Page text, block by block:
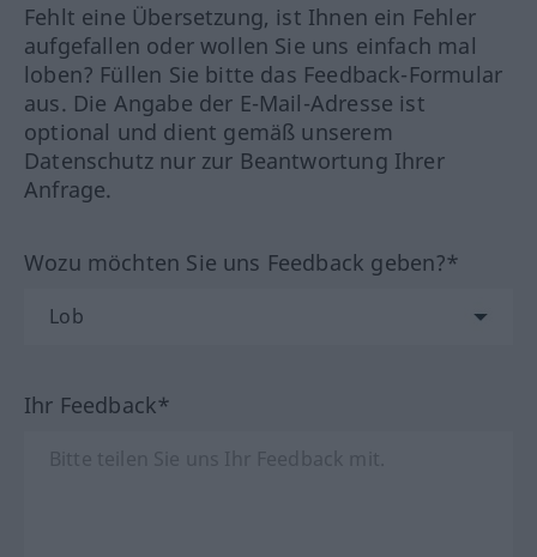
Fehlt eine Übersetzung, ist Ihnen ein Fehler
aufgefallen oder wollen Sie uns einfach mal
loben? Füllen Sie bitte das Feedback-Formular
aus. Die Angabe der E-Mail-Adresse ist
optional und dient gemäß unserem
Datenschutz nur zur Beantwortung Ihrer
Anfrage.
Wozu möchten Sie uns Feedback geben?*
Ihr Feedback*